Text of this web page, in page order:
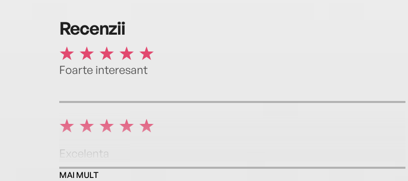
Recenzii
Foarte interesant
Excelenta
MAI MULT